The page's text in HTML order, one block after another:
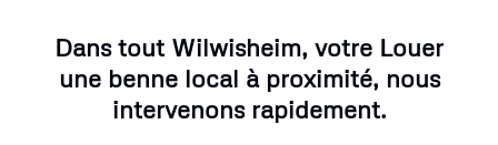
Dans tout Wilwisheim, votre Louer
une benne local à proximité, nous
intervenons rapidement.